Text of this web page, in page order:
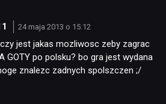
24 maja 2013 o 15:12
jest jakas mozliwosc zeby zagrac
GOTY po polsku? bo gra jest wydana
znalezc zadnych spolszczen ;/